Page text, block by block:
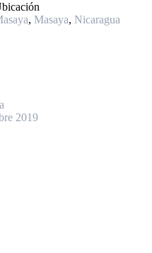
, Masaya, Nicaragua
2019